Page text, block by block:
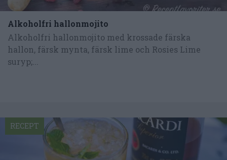
Alkoholfri hallonmojito
Alkoholfri hallonmojito med krossade färska
hallon, färsk mynta, färsk lime och Rosies Lime
suryp;...
RECEPT